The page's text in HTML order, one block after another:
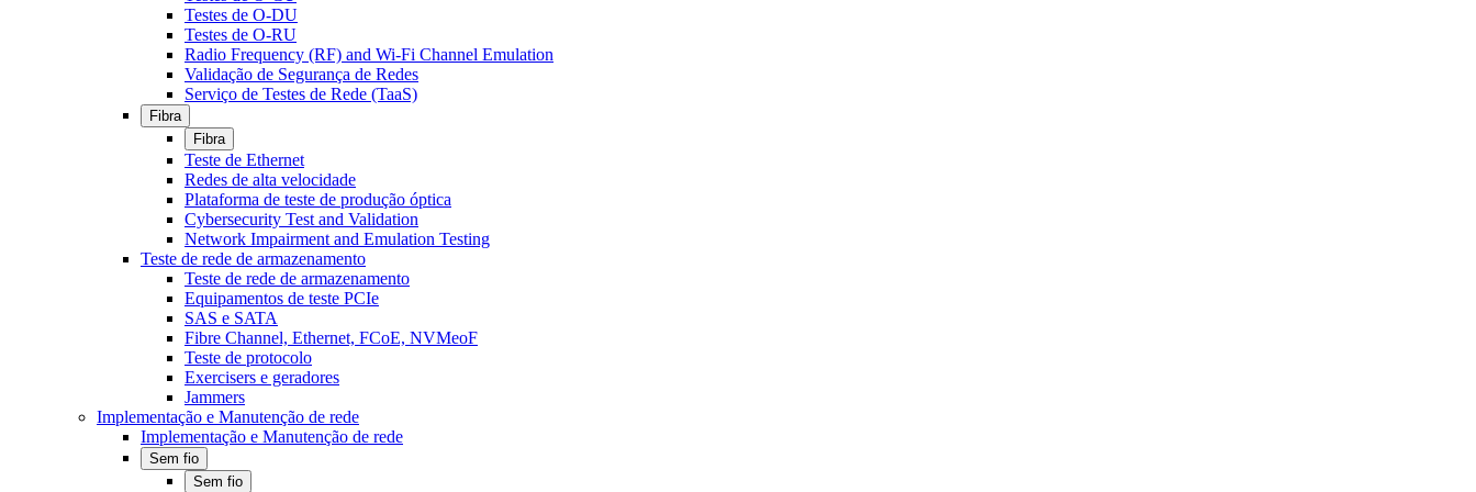
Testes de O-DU
Testes de O-RU
Radio Frequency (RF) and Wi-Fi Channel Emulation
Validação de Segurança de Redes
Serviço de Testes de Rede (TaaS)
Fibra
Fibra
Teste de Ethernet
Redes de alta velocidade
Plataforma de teste de produção óptica
Cybersecurity Test and Validation
Network Impairment and Emulation Testing
Teste de rede de armazenamento
Teste de rede de armazenamento
Equipamentos de teste PCIe
SAS e SATA
Fibre Channel, Ethernet, FCoE, NVMeoF
Teste de protocolo
Exercisers e geradores
Jammers
Implementação e Manutenção de rede
Implementação e Manutenção de rede
Sem fio
Sem fio